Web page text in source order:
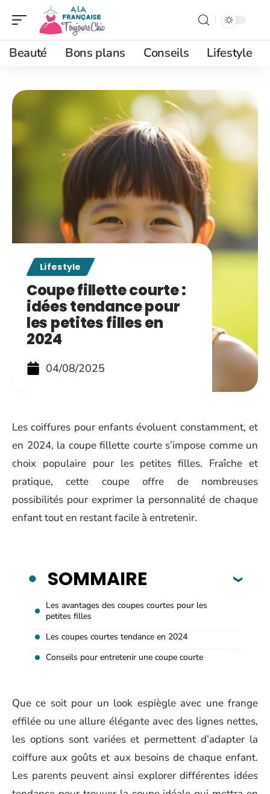
Beauté Bons plans Conseils Lifestyle
Lifestyle
Coupe fillette courte :
idées tendance pour
les petites filles en
2024
04/08/2025
Les coiffures pour enfants évoluent constamment, et
en 2024, la coupe fillette courte s’impose comme un
choix populaire pour les petites filles. Fraîche et
pratique, cette coupe offre de nombreuses
possibilités pour exprimer la personnalité de chaque
enfant tout en restant facile à entretenir.
SOMMAIRE
Les avantages des coupes courtes pour les
petites filles
Les coupes courtes tendance en 2024
Conseils pour entretenir une coupe courte
Que ce soit pour un look espiègle avec une frange
effilée ou une allure élégante avec des lignes nettes,
les options sont variées et permettent d’adapter la
coiffure aux goûts et aux besoins de chaque enfant.
Les parents peuvent ainsi explorer différentes idées